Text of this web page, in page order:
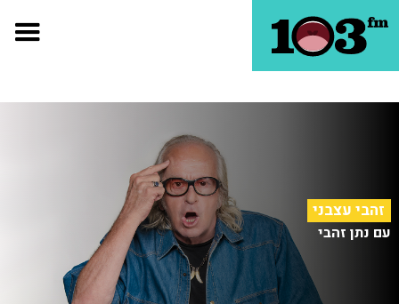
זהבי עצבני
עם נתן זהבי